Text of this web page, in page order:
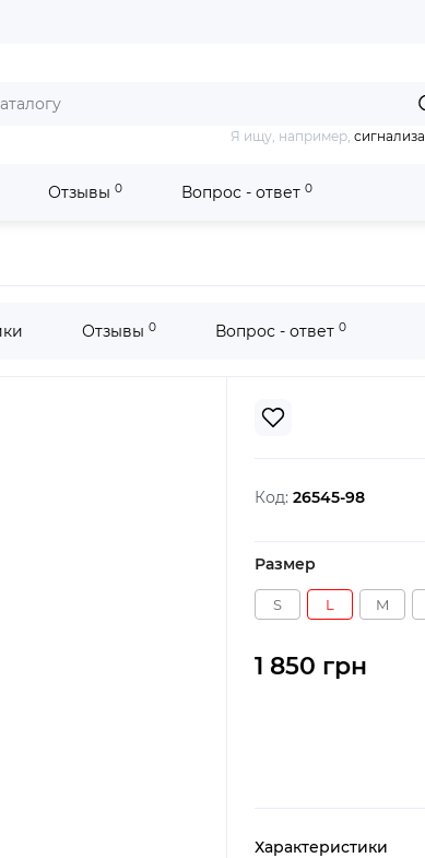
Я ищу, например,
Отзывы 0 Вопрос - ответ 0
Отзывы 0 Вопрос - ответ 0
Код: 26545-98
Размер
S L M
1 850 грн
Характеристики